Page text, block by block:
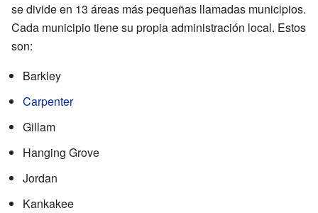
se divide en 13 áreas más pequeñas llamadas municipios.
Cada municipio tiene su propia administración local. Estos
son:
Barkley
Carpenter
Gillam
Hanging Grove
Jordan
Kankakee